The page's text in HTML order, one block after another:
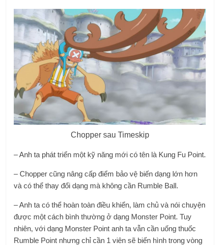
Chopper sau Timeskip
– Anh ta phát triển một kỹ năng mới có tên là Kung Fu Point.
– Chopper cũng nâng cấp điểm bảo vệ biến dạng lớn hơn
và có thể thay đổi dạng mà không cần Rumble Ball.
– Anh ta có thể hoàn toàn điều khiển, làm chủ và nói chuyện
được một cách bình thường ở dạng Monster Point. Tuy
nhiên, với dạng Monster Point anh ta vẫn cần uống thuốc
Rumble Point nhưng chỉ cần 1 viên sẽ biến hình trong vòng